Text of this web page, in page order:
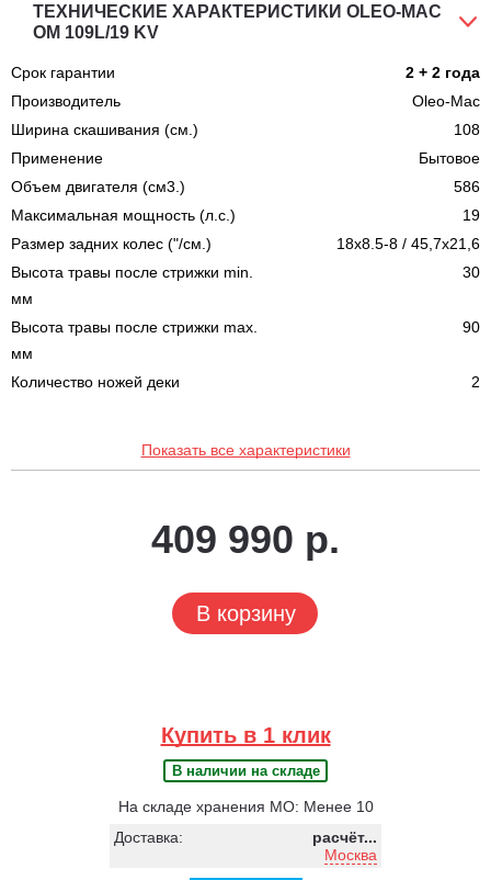
ТЕХНИЧЕСКИЕ ХАРАКТЕРИСТИКИ OLEO-MAC
OM 109L/19 KV
Срок гарантии
2 + 2 года
Производитель
Oleo-Mac
Ширина скашивания (см.)
108
Применение
Бытовое
Объем двигателя (см3.)
586
Максимальная мощность (л.с.)
19
Размер задних колес ("/см.)
18x8.5-8 / 45,7x21,6
Высота травы после стрижки min.
мм
30
Высота травы после стрижки max.
мм
90
Количество ножей деки 2
Показать все характеристики
409 990 р.
В корзину
Купить в 1 клик
В наличии на складе
На складе хранения МО: Менее 10
Доставка:
расчёт...
Москва